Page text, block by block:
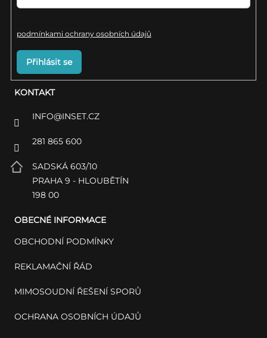
KONTAKT
INFO@INSET.CZ
281 865 600
SADSKÁ 603/10
PRAHA 9 - HLOUBĚTÍN
198 00
OBECNÉ INFORMACE
OBCHODNÍ PODMÍNKY
REKLAMAČNÍ ŘÁD
MIMOSOUDNÍ ŘEŠENÍ SPORŮ
OCHRANA OSOBNÍCH ÚDAJŮ
podmínkami ochrany osobních údajů
Přihlásit se